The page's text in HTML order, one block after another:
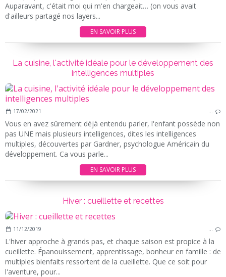
Auparavant, c'était moi qui m'en chargeait… (on vous avait
d'ailleurs partagé nos layers...
EN SAVOIR PLUS
La cuisine, l'activité idéale pour le développement des
intelligences multiples
17/02/2021 …
Vous en avez sûrement déjà entendu parler, l'enfant possède non
pas UNE mais plusieurs intelligences, dites les intelligences
multiples, découvertes par Gardner, psychologue Américain du
développement. Ca vous parle...
EN SAVOIR PLUS
Hiver : cueillette et recettes
11/12/2019 …
L'hiver approche à grands pas, et chaque saison est propice à la
cueillette. Épanouissement, apprentissage, bonheur en famille : de
multiples bienfaits ressortent de la cueillette. Que ce soit pour
l'aventure, pour...